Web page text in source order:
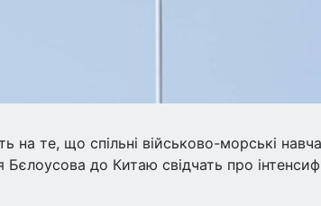
на те, що спільні військово-морські
Бєлоусова до Китаю свідчать про